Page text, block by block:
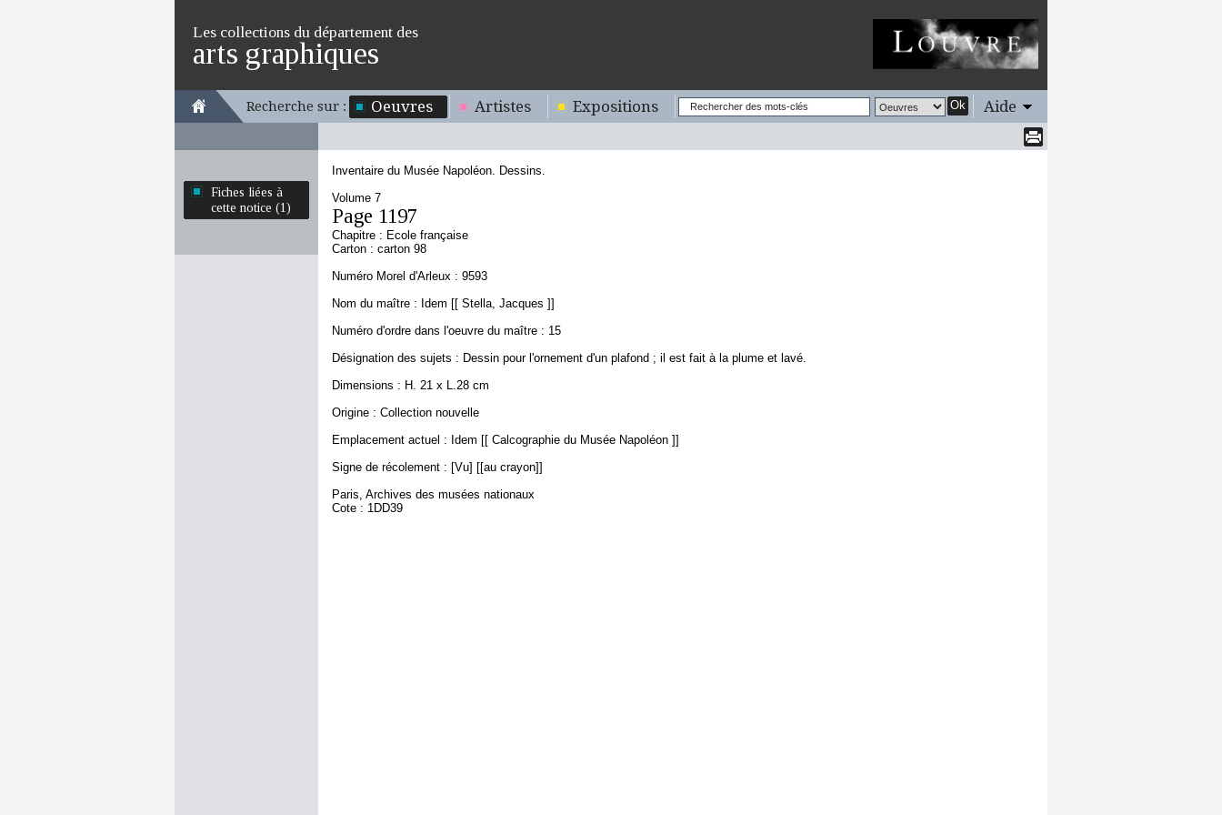
Les collections du département des
arts graphiques
Recherche sur : Oeuvres Artistes Expositions Ok Aide
Fiches liées à
cette notice (1)
Inventaire du Musée Napoléon. Dessins.
Volume 7
Page 1197
Chapitre : Ecole française
Carton : carton 98
Numéro Morel d'Arleux : 9593
Nom du maître : Idem [[ Stella, Jacques ]]
Numéro d'ordre dans l'oeuvre du maître : 15
Désignation des sujets : Dessin pour l'ornement d'un plafond ; il est fait à la plume et lavé.
Dimensions : H. 21 x L.28 cm
Origine : Collection nouvelle
Emplacement actuel : Idem [[ Calcographie du Musée Napoléon ]]
Signe de récolement : [Vu] [[au crayon]]
Paris, Archives des musées nationaux
Cote : 1DD39